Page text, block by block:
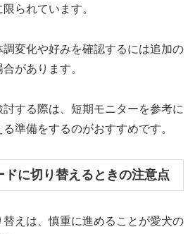
られています。
変化や好みを確認するには追加の
があります。
する際は、短期モニターを参考に
準備をするのがおすすめです。
ドに切り替えるときの注意点
えは、慎重に進めることが愛犬の